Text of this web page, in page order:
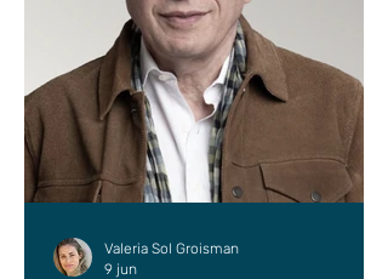
Valeria Sol Groisman
9 jun